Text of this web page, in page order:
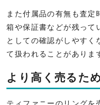
また付属品の有無も査定
箱や保証書などが残って
としての確認がしやすく
て扱われることがありま
より高く売るた
ティファニーのリングを